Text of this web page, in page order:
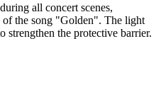
all concert scenes,
of the song "Golden". The light
strengthen the protective barrier.